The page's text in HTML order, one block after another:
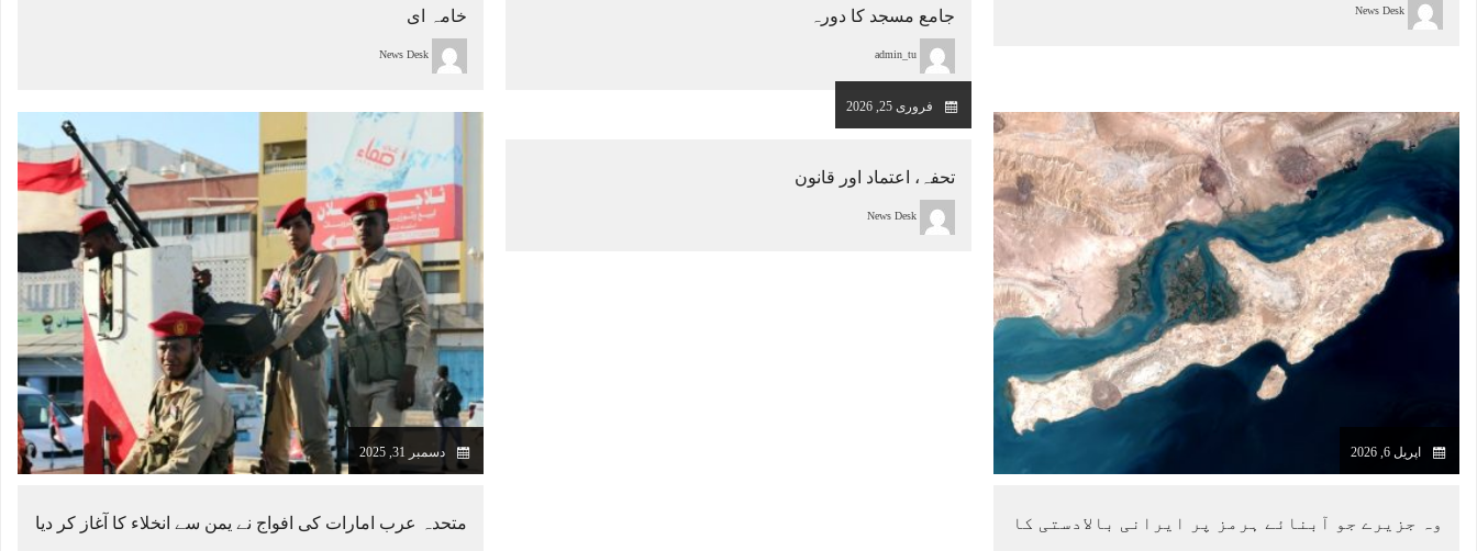
News Desk جامع مسجد کا دورہ
admin_tu
خامہ ای
News Desk
اپریل 6, 2026
وہ جزیرے جو آبنائے ہرمز پر ایرانی بالادستی کا
فروری 25, 2026
تحفہ، اعتماد اور قانون
News Desk
دسمبر 31, 2025
متحدہ عرب امارات کی افواج نے یمن سے انخلاء کا آغاز کر دیا